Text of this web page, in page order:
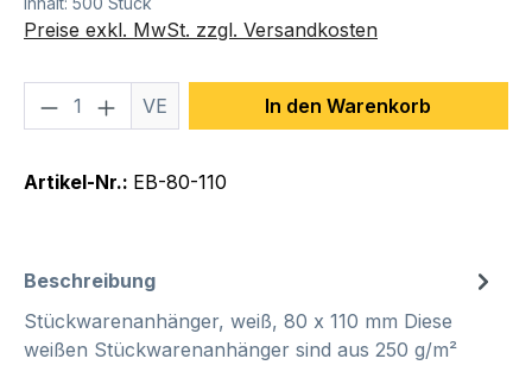
Preise exkl. MwSt. zzgl. Versandkosten
Produkt Anzahl: Gib den
VE In den Warenkorb
Artikel-Nr.: EB-80-110
Beschreibung
Stückwarenanhänger, weiß, 80 x 110 mm Diese
weißen Stückwarenanhänger sind aus 250 g/m²